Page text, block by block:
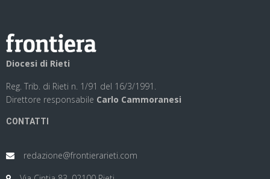
Diocesi di Rieti
Reg. Trib. di Rieti n. 1/91 del 16/3/1991.
Direttore responsabile Carlo Cammoranesi
CONTATTI
redazione@frontierarieti.com